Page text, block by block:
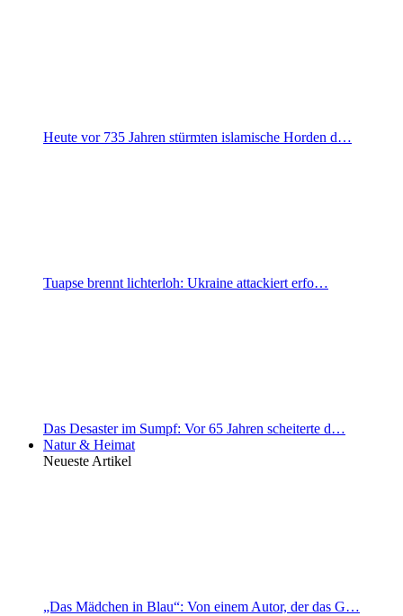
Heute vor 735 Jahren stürmten islamische Horden d…
Tuapse brennt lichterloh: Ukraine attackiert erfo…
Das Desaster im Sumpf: Vor 65 Jahren scheiterte d…
Natur & Heimat
Neueste Artikel
„Das Mädchen in Blau“: Von einem Autor, der das G…